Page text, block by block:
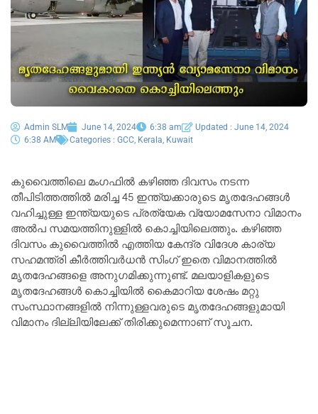
Admin SLM June 14, 2024 6:38 am
Updated : June 14, 2024
6:38 AM
Categories : GCC Kerala Kuwait
കുവൈത്തിലെ മംഗഫിൽ കഴിഞ്ഞ ദിവസം നടന്ന
തീപിടിത്തത്തിൽ മരിച്ച 45 ഇന്ത്യക്കാരുടെ മൃതദേഹങ്ങൾ
വഹിച്ചുള്ള ഇന്ത്യയുടെ പ്രത്യേക വ്യോമസേനാ വിമാനം
അൽപ സമയത്തിനുള്ളിൽ കൊച്ചിയിലെത്തും. കഴിഞ്ഞ
ദിവസം കുവൈത്തിൽ എത്തിയ കേന്ദ്ര വിദേശ കാര്യ
സഹമന്ത്രി കീർത്തിവർധൻ സിംഗ് ഇതെ വിമാനത്തിൽ
മൃതദേഹങ്ങളെ അനുഗമിക്കുന്നുണ്ട്. മലയാളികളുടെ
മൃതദേഹങ്ങൾ കൊച്ചിയിൽ കൈമാറിയ ശേഷം മറ്റു
സംസ്ഥാനങ്ങളിൽ നിന്നുള്ളവരുടെ മൃതദേഹങ്ങളുമായി
വിമാനം ദില്ലിയിലേക്ക് തിരിക്കുമെന്നാണ് സൂചന.